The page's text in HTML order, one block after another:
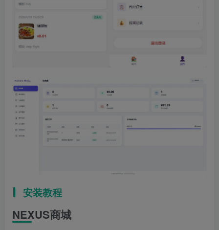
安装教程
NEXUS商城